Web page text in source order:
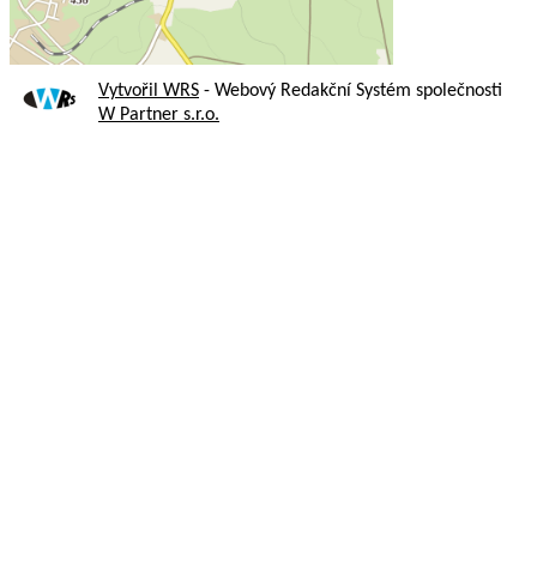
Vytvořil WRS - Webový Redakční Systém společnosti
W Partner s.r.o.